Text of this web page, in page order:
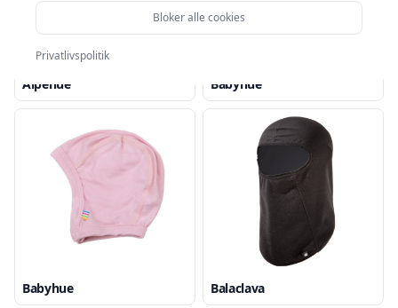
Alpehue Babyhue
Babyhue Balaclava
Bloker alle cookies
Privatlivspolitik